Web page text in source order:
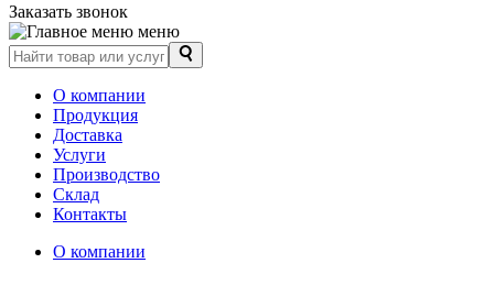
Заказать звонок
меню
О компании
Продукция
Доставка
Услуги
Производство
Склад
Контакты
О компании